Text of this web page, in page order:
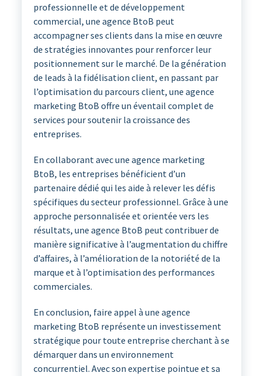
professionnelle et de développement
commercial, une agence BtoB peut
accompagner ses clients dans la mise en œuvre
de stratégies innovantes pour renforcer leur
positionnement sur le marché. De la génération
de leads à la fidélisation client, en passant par
l’optimisation du parcours client, une agence
marketing BtoB offre un éventail complet de
services pour soutenir la croissance des
entreprises.
En collaborant avec une agence marketing
BtoB, les entreprises bénéficient d’un
partenaire dédié qui les aide à relever les défis
spécifiques du secteur professionnel. Grâce à une
approche personnalisée et orientée vers les
résultats, une agence BtoB peut contribuer de
manière significative à l’augmentation du chiffre
d’affaires, à l’amélioration de la notoriété de la
marque et à l’optimisation des performances
commerciales.
En conclusion, faire appel à une agence
marketing BtoB représente un investissement
stratégique pour toute entreprise cherchant à se
démarquer dans un environnement
concurrentiel. Avec son expertise pointue et sa